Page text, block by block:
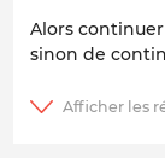
Alors
sinon de